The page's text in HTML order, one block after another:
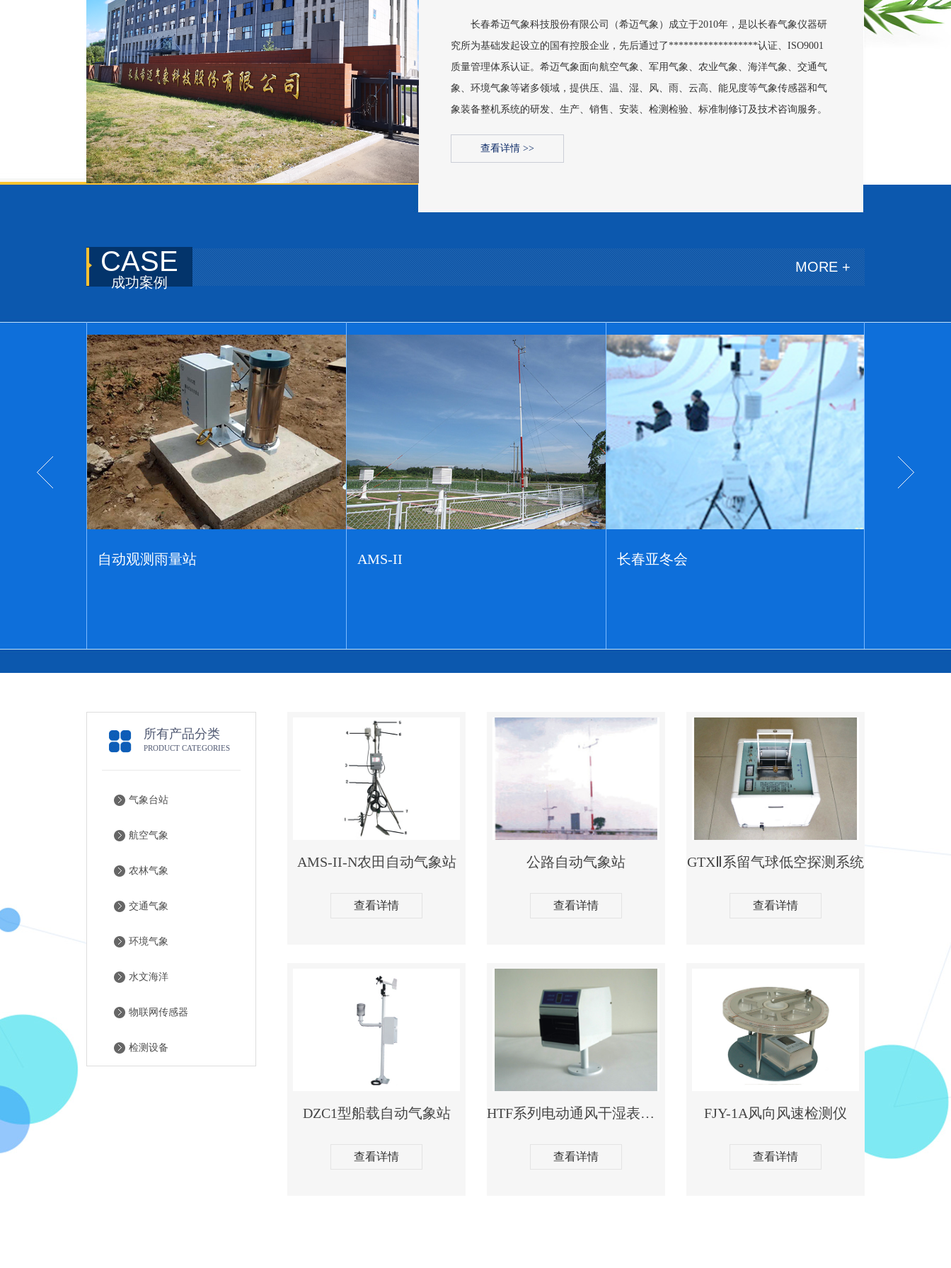
长春希迈气象科技股份有限公司（希迈气象）成立于2010年，是以长春气象仪器研
究所为基础发起设立的国有控股企业，先后通过了******************认证、ISO9001
质量管理体系认证。希迈气象面向航空气象、军用气象、农业气象、海洋气象、交通气
象、环境气象等诸多领域，提供压、温、湿、风、雨、云高、能见度等气象传感器和气
象装备整机系统的研发、生产、销售、安装、检测检验、标准制修订及技术咨询服务。
查看详情 >>
CASE
成功案例
MORE +
AMS-II 长春亚冬会 农田小气候
所有产品分类
PRODUCT CATEGORIES
气象台站
航空气象
农林气象
交通气象
环境气象
水文海洋
物联网传感器
检测设备
AMS-II-N农田自动气象站
查看详情
公路自动气象站
查看详情
GTXⅡ系留气球低空探测系统
查看详情
DZC1型船载自动气象站
查看详情
HTF系列电动通风干湿表式温湿传感器
查看详情
FJY-1A风向风速检测仪
查看详情